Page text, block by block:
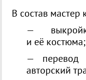
В состав мастер
—
и её костюма;
— перевод
авторский